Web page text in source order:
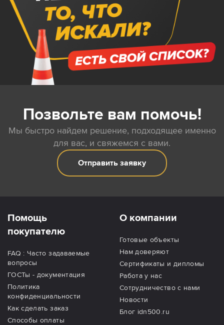
Позвольте вам помочь!
Мы быстро найдем решение, подходящее именно
для вас, и свяжемся с вами.
Отправить заявку
Помощь
покупателю
FAQ : Часто задаваемые
вопросы
ГОСТы - документация
Политика
конфиденциальности
Как сделать заказ
Способы оплаты
О компании
Готовые объекты
Нам доверяют
Сертификаты и дипломы
Работа у нас
Сотрудничество с нами
Новости
Блог idn500.ru